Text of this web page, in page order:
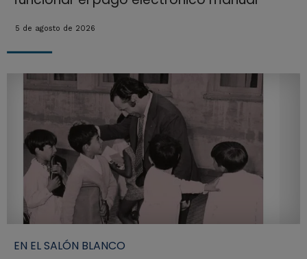
5 de agosto de 2026
EN EL SALÓN BLANCO